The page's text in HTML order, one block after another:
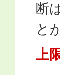
断
と
上